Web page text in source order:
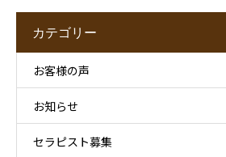
カテゴリー
お客様の声
お知らせ
セラピスト募集